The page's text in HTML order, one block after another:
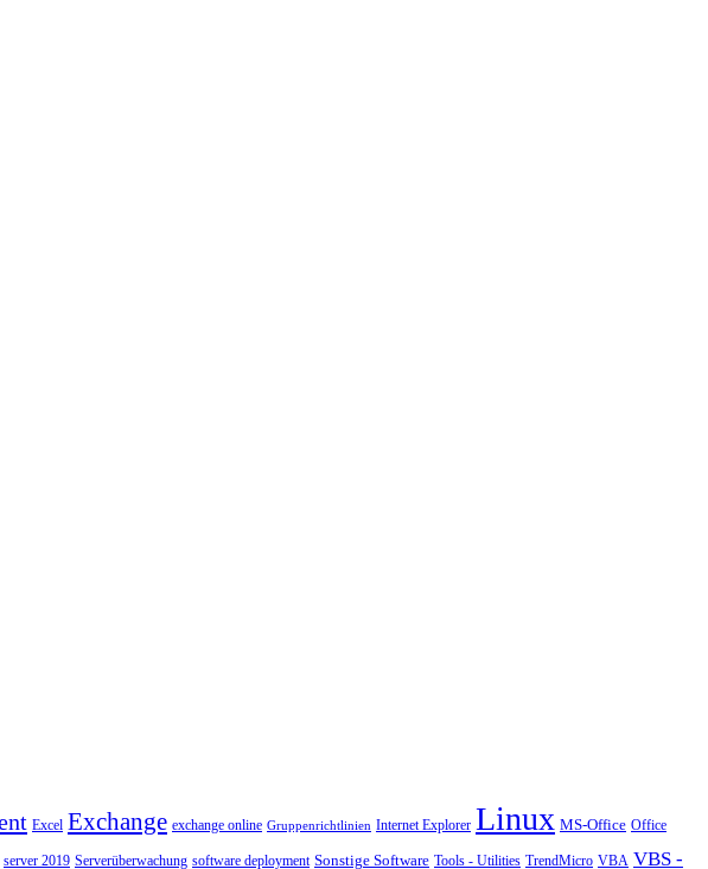
Excel Exchange exchange online Gruppenrichtlinien Internet Explorer Linux MS-Office Office
server 2019 Serverüberwachung software deployment Sonstige Software Tools - Utilities TrendMicro VBA VBS -